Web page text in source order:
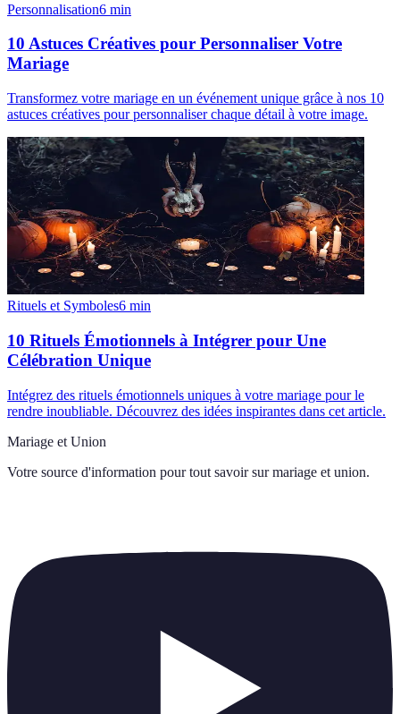
Personnalisation6 min
10 Astuces Créatives pour Personnaliser Votre
Mariage
Transformez votre mariage en un événement unique grâce à nos 10
astuces créatives pour personnaliser chaque détail à votre image.
Rituels et Symboles6 min
10 Rituels Émotionnels à Intégrer pour Une
Célébration Unique
Intégrez des rituels émotionnels uniques à votre mariage pour le
rendre inoubliable. Découvrez des idées inspirantes dans cet article.
Mariage et Union
Votre source d'information pour tout savoir sur mariage et union.